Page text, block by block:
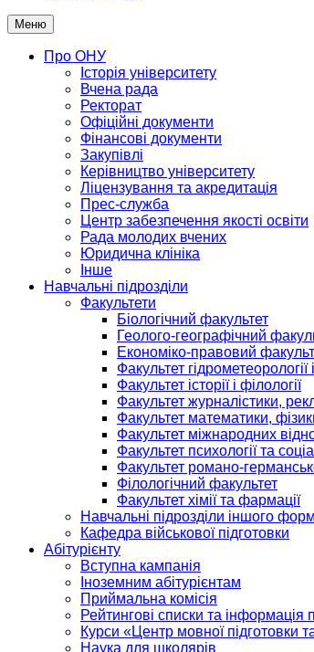
Меню
Про ОНУ
Історія університету
Вчена рада
Ректорат
Офіційні документи
Фінансові документи
Закупівлі
Керівництво університету
Ліцензування та акредитація
Прес-служба
Центр забезпечення якості освіти
Рада молодих вчених
Юридична клініка
Інше
Навчальні підрозділи
Факультети
Біологічний факультет
Геолого-географічний
Економіко-правовий
Факультет гідрометеорології
Факультет історії і філології
Факультет журналістики,
Факультет математики,
Факультет міжнародних
Факультет психології та
Факультет романо-
Філологічний факультет
Факультет хімії та фармації
Навчальні підрозділи іншого
Кафедра військової підготовки
Абітурієнту
Вступна кампанія
Іноземним абітурієнтам
Приймальна комісія
Рейтингові списки та інформація
Курси «Центр мовної підготовки
Наука для школярів